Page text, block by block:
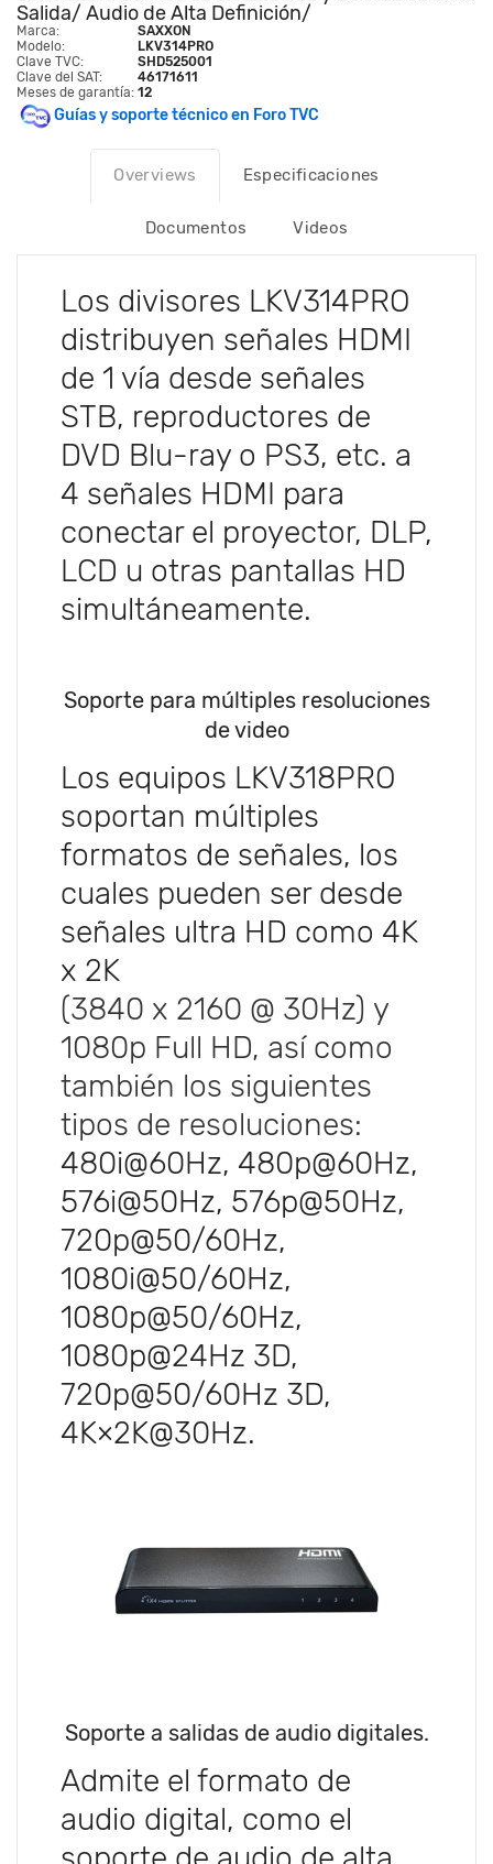
Salida/ Audio de Alta Definición/
Marca:
SAXXON
Modelo:
LKV314PRO
Clave TVC:
SHD525001
Clave del SAT:
46171611
Meses de garantía: 12
Guías y soporte técnico en Foro TVC
Overviews Especificaciones
Documentos Videos
Los divisores LKV314PRO
distribuyen señales HDMI
de 1 vía desde señales
STB, reproductores de
DVD Blu-ray o PS3, etc. a
4 señales HDMI para
conectar el proyector, DLP,
LCD u otras pantallas HD
simultáneamente.
Soporte para múltiples resoluciones
de video
Los equipos LKV318PRO
soportan múltiples
formatos de señales, los
cuales pueden ser desde
señales ultra HD como 4K
x 2K
(3840 x 2160 @ 30Hz) y
1080p Full HD, así como
también los siguientes
tipos de resoluciones:
480i@60Hz, 480p@60Hz,
576i@50Hz, 576p@50Hz,
720p@50/60Hz,
1080i@50/60Hz,
1080p@50/60Hz,
1080p@24Hz 3D,
720p@50/60Hz 3D,
4K×2K@30Hz.
Soporte a salidas de audio digitales.
Admite el formato de
audio digital, como el